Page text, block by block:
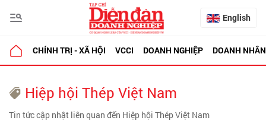
English
CHÍNH TRỊ - XÃ HỘI VCCI DOANH NGHIỆP DOANH NHÂN
Hiệp hội Thép Việt Nam
Tin tức cập nhật liên quan đến Hiệp hội Thép Việt Nam